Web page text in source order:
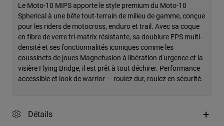
Le Moto-10 MIPS apporte le style premium du Moto-10
Spherical à une bête tout-terrain de milieu de gamme, conçue
pour les riders de motocross, enduro et trail. Avec sa coque
en fibre de verre tri-matrix résistante, sa doublure EPS multi-
densité et ses fonctionnalités iconiques comme les
coussinets de joues Magnefusion à libération d'urgence et la
visière Flying Bridge, il est prêt à tout déchirer. Performance
accessible et look de warrior — roulez dur, roulez en sécurité.
Détails